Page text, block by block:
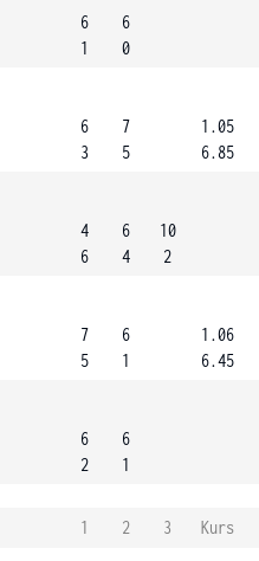
6
1
6
0
6
3
7
5
1.05
6.85
4
6
6
4
10
2
7
5
6
1
1.06
6.45
6
2
6
1
1 2 3
Kurs